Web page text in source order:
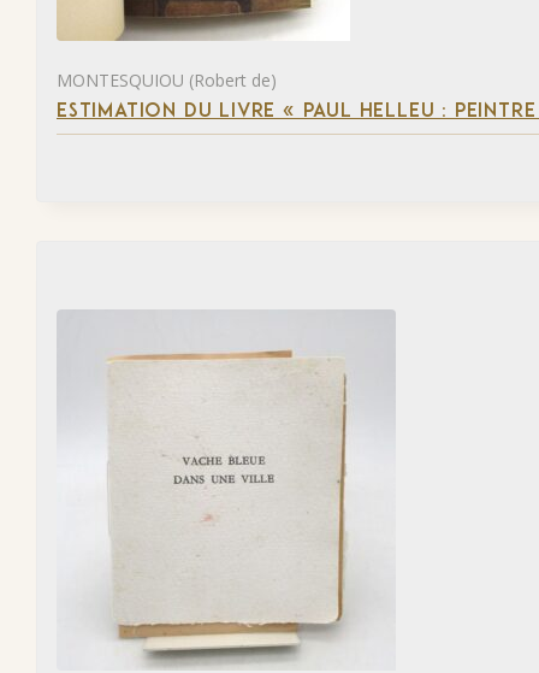
MONTESQUIOU (Robert de)
ESTIMATION DU LIVRE « PAUL HELLEU :